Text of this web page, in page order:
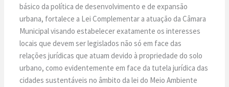
básico da política de desenvolvimento e de expansão
urbana, fortalece a Lei Complementar a atuação da Câmara
Municipal visando estabelecer exatamente os interesses
locais que devem ser legislados não só em face das
relações jurídicas que atuam devido à propriedade do solo
urbano, como evidentemente em face da tutela jurídica das
cidades sustentáveis no âmbito da lei do Meio Ambiente